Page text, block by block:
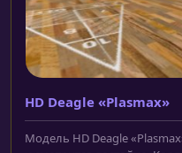
HD Deagle «Plasmax»
Модель HD Deagle